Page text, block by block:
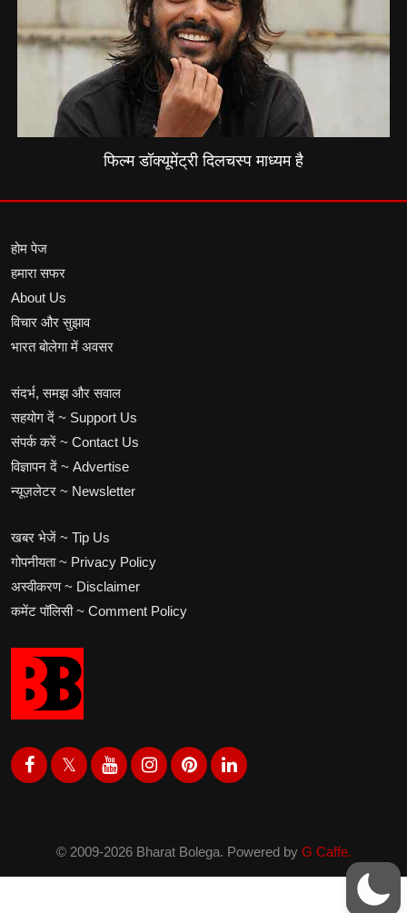
फिल्म डॉक्यूमेंट्री दिलचस्प माध्यम है
होम पेज
हमारा सफर
About Us
विचार और सुझाव
भारत बोलेगा में अवसर
संदर्भ, समझ और सवाल
सहयोग दें ~ Support Us
संपर्क करें ~ Contact Us
विज्ञापन दें ~ Advertise
न्यूज़लेटर ~ Newsletter
खबर भेजें ~ Tip Us
गोपनीयता ~ Privacy Policy
अस्वीकरण ~ Disclaimer
कमेंट पॉलिसी ~ Comment Policy
© 2009-2026 Bharat Bolega. Powered by G Caffe.